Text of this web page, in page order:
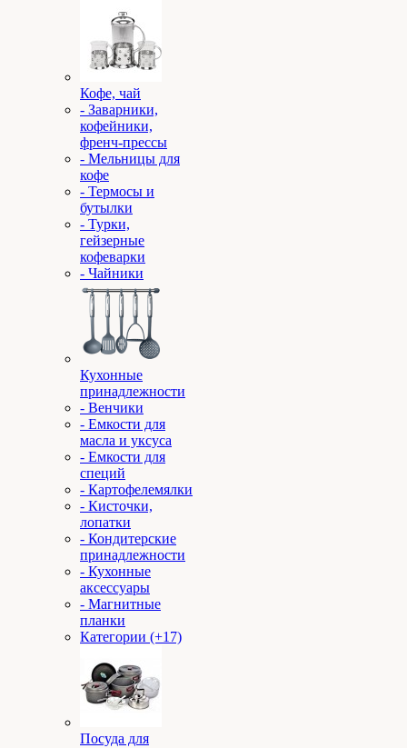
Кофе, чай
- Заварники,
кофейники,
френч-прессы
- Мельницы для
кофе
- Термосы и
бутылки
- Турки,
гейзерные
кофеварки
- Чайники
Кухонные
принадлежности
- Венчики
- Емкости для
масла и уксуса
- Емкости для
специй
- Картофелемялки
- Кисточки,
лопатки
- Кондитерские
принадлежности
- Кухонные
аксессуары
- Магнитные
планки
Категории (+17)
Посуда для